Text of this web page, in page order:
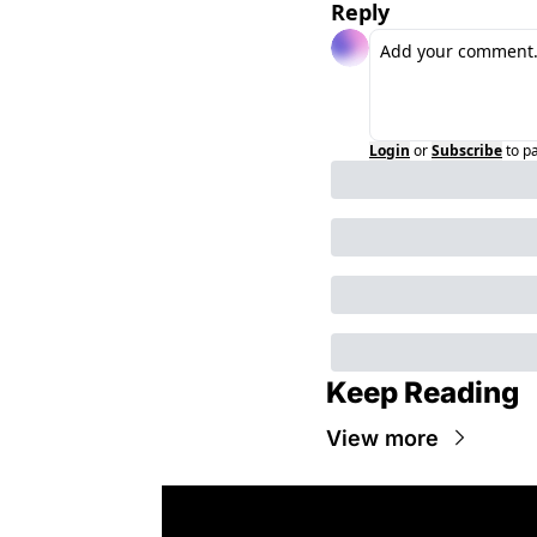
Reply
Login orSubscribeto
Keep Reading
View more